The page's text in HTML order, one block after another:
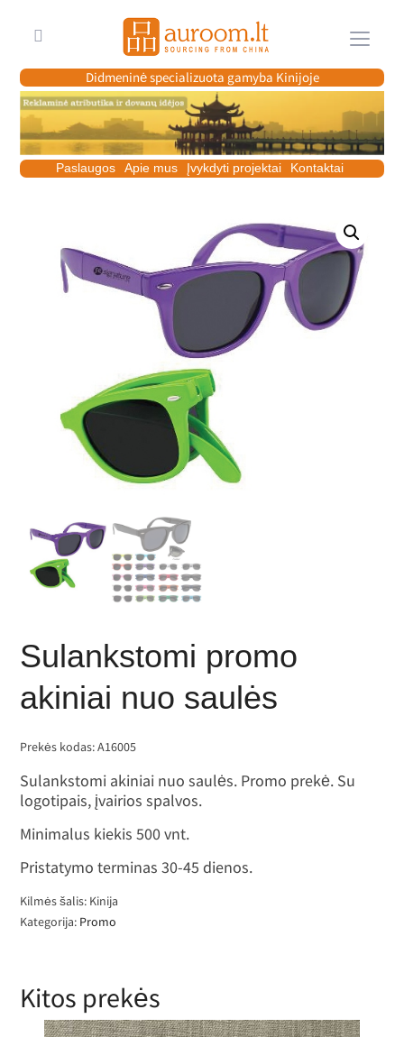
Meniu
Didmeninė specializuota gamyba Kinijoje
Paslaugos Apie mus Įvykdyti projektai Kontaktai
Sulankstomi promo
akiniai nuo saulės
Prekės kodas:A16005
Sulankstomi akiniai nuo saulės. Promo prekė. Su
logotipais, įvairios spalvos.
Minimalus kiekis 500 vnt.
Pristatymo terminas 30-45 dienos.
Kilmės šalis: Kinija
Kategorija: Promo
Kitos prekės